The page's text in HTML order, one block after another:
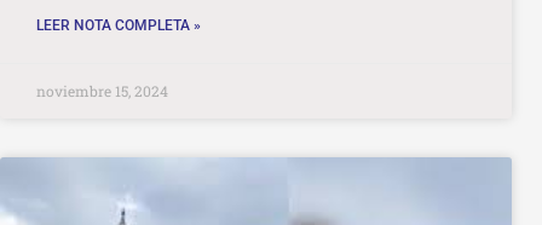
LEER NOTA COMPLETA »
noviembre 15, 2024